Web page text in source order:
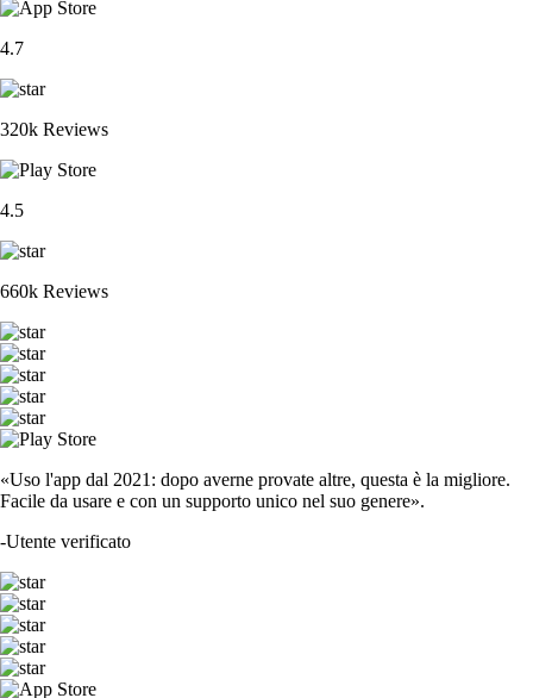
4.7
320k Reviews
4.5
660k Reviews
«Uso l'app dal 2021: dopo averne provate altre, questa è la migliore.
Facile da usare e con un supporto unico nel suo genere».
-Utente verificato